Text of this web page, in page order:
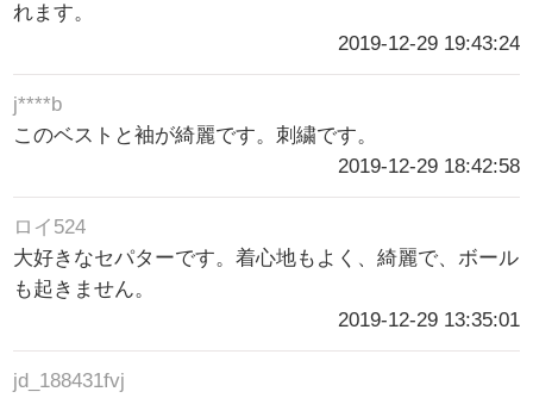
れます。
2019-12-29 19:43:24
j****b
このベストと袖が綺麗です。刺繍です。
2019-12-29 18:42:58
ロイ524
大好きなセパターです。着心地もよく、綺麗で、ボール
も起きません。
2019-12-29 13:35:01
jd_188431fvj